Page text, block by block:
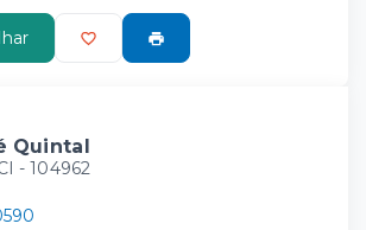
Quintal
- 104962